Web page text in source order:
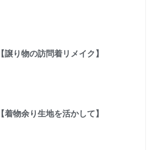
【譲り物の訪問着リメイク】
【着物余り生地を活かして】